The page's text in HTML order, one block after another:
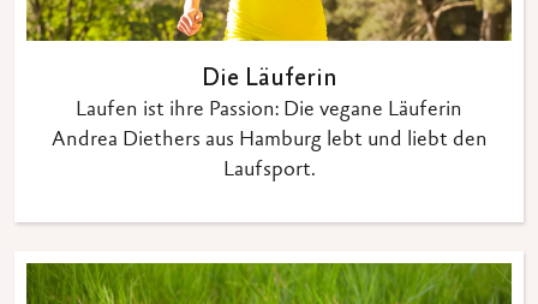
Die Läuferin
Laufen ist ihre Passion: Die vegane Läuferin
Andrea Diethers aus Hamburg lebt und liebt den
Laufsport.